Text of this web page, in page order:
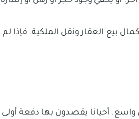
بيع العقار ونقل الملكية. فإذا
أحيانا يقصدون بها دفعة أولى